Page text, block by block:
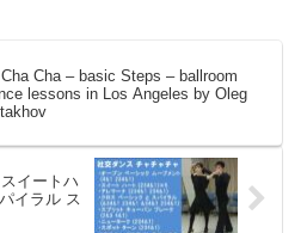
Cha Cha – basic Steps – ballroom
lessons in Los Angeles by Oleg
イートハ
イラル ス